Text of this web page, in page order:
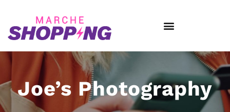
Joe’s Photography